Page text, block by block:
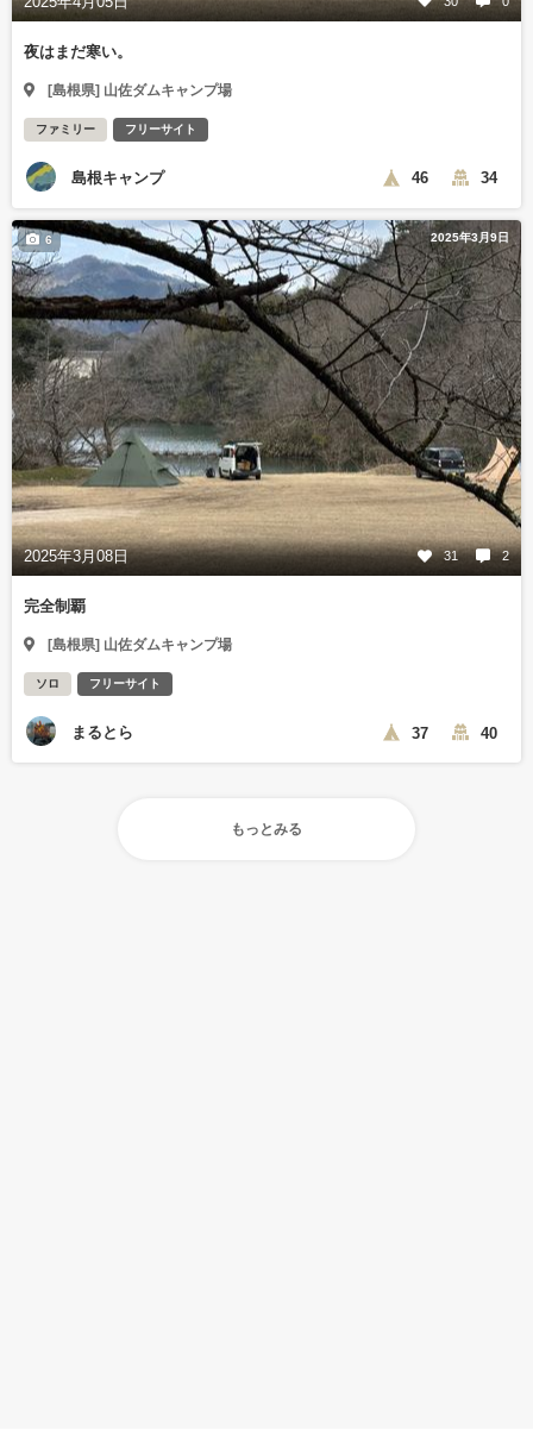
夜はまだ寒い。
[島根県] 山佐ダムキャンプ場
ファミリー フリーサイト
島根キャンプ 46 34
2025年3月9日
2025年3月08日 31 2
6
完全制覇
[島根県] 山佐ダムキャンプ場
ソロ フリーサイト
まるとら 37 40
もっとみる